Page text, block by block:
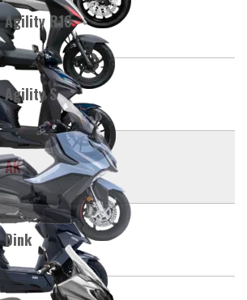
Agility R16
Agility S
AK
Dink